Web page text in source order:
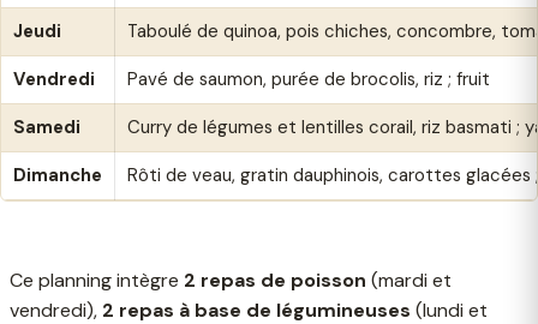
Jeudi
Taboulé de quinoa, pois chiches, concombre,
Vendredi
Pavé de saumon, purée de brocolis, riz ; fruit
Samedi
Curry de légumes et lentilles corail, riz basmati ;
Dimanche
Rôti de veau, gratin dauphinois, carottes
Ce planning intègre 2 repas de poisson (mardi et
vendredi), 2 repas à base de légumineuses (lundi et